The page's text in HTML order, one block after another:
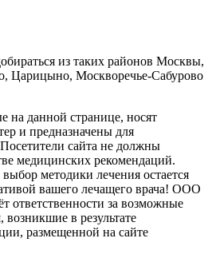
из таких районов Москвы,
Царицыно, Москворечье-Сабурово
на данной странице, носят
и предназначены для
сайта не должны
медицинских рекомендаций.
методики лечения остается
вашего лечащего врача! ООО
за возможные
возникшие в результате
размещенной на сайте